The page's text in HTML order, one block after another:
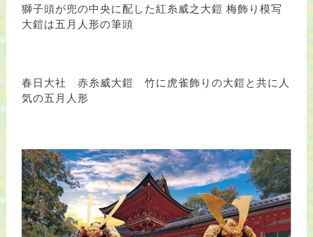
獅子頭が兜の中央に配した紅糸威之大鎧 梅飾り模写
大鎧は五月人形の筆頭
春日大社 赤糸威大鎧 竹に虎雀飾りの大鎧と共に人
気の五月人形